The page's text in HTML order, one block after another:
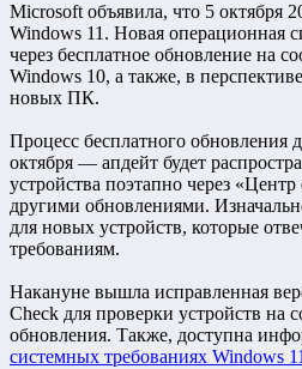
Microsoft объявила, что 5 октября
Windows 11. Новая операционная
через бесплатное обновление на
Windows 10, а также, в
новых ПК.
Процесс бесплатного обновления
октября — апдейт будет
устройства поэтапно через
другими обновлениями.
для новых устройств, которые
требованиям.
Накануне вышла исправленная
Check для проверки устройств на
обновления. Также, доступна
системных требованиях Windows